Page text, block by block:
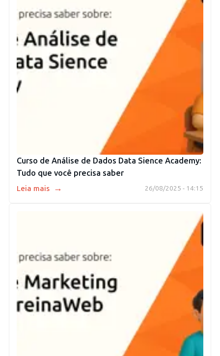
Curso de Análise de Dados Data Sience Academy:
Tudo que você precisa saber
26/08/2025 - 14:15
Leia mais →